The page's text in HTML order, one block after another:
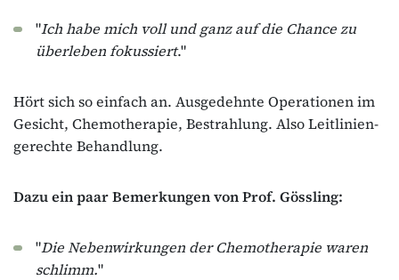
"Ich habe mich voll und ganz auf die Chance zu
überleben fokussiert."
Hört sich so einfach an. Ausgedehnte Operationen im
Gesicht, Chemotherapie, Bestrahlung. Also Leitlinien-
gerechte Behandlung.
Dazu ein paar Bemerkungen von Prof. Gössling:
"Die Nebenwirkungen der Chemotherapie waren
schlimm."